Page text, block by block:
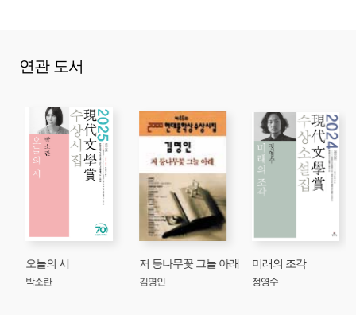
연관 도서
오늘의 시
박소란
저 등나무꽃 그늘 아래
김명인
미래의 조각
정영수